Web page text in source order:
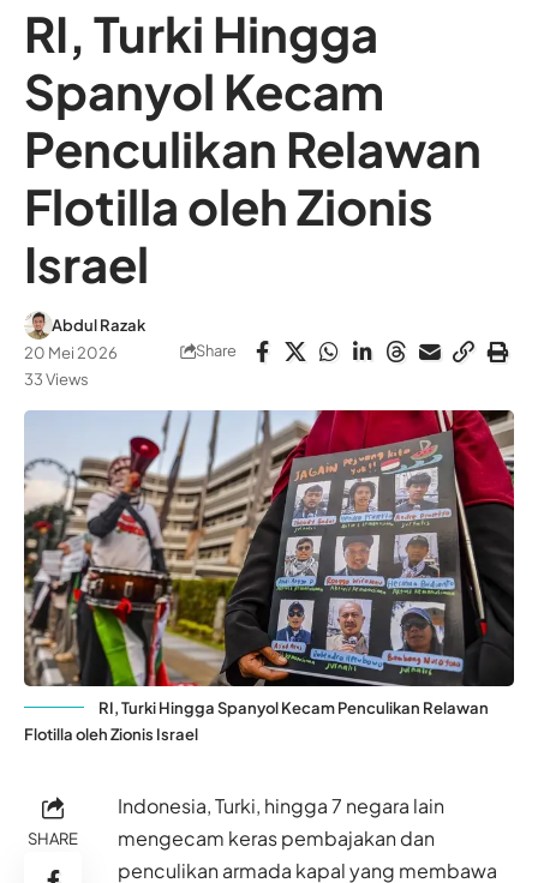
RI, Turki Hingga
Spanyol Kecam
Penculikan Relawan
Flotilla oleh Zionis
Israel
Abdul Razak
20 Mei 2026
33 Views
Share
RI, Turki Hingga Spanyol Kecam Penculikan Relawan
Flotilla oleh Zionis Israel
SHARE
Indonesia, Turki, hingga 7 negara lain
mengecam keras pembajakan dan
penculikan armada kapal yang membawa